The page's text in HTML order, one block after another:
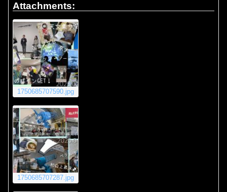
Attachments:
1750685707590.jpg
1750685707287.jpg